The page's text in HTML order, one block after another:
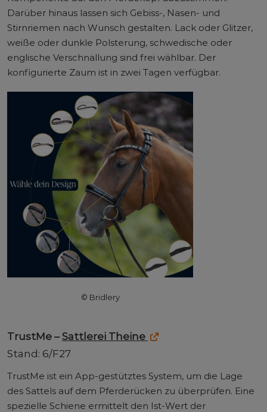
Darüber hinaus lassen sich Gebiss-, Nasen- und
Stirnriemen nach Wunsch gestalten. Lack oder Glitzer,
weiße oder dunkle Polsterung, schwedische oder
englische Verschnallung sind frei wählbar. Der
konfigurierte Zaum ist in zwei Tagen verfügbar.
© Bridlery
TrustMe – Sattlerei Theine
Stand: 6/F27
TrustMe ist ein App-gestütztes System, um die Lage
des Sattels auf dem Pferderücken zu überprüfen. Eine
spezielle Schiene ermittelt den Ist-Wert der